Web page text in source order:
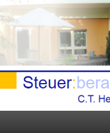
Sie steuern, wir beraten